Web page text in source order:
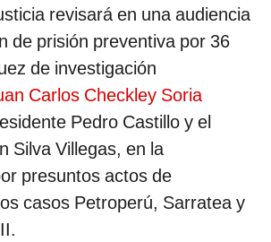
revisará en una audiencia
de prisión preventiva por 36
de investigación
Carlos Checkley Soria
Pedro Castillo y el
Silva Villegas, en la
presuntos actos de
casos Petroperú, Sarratea y